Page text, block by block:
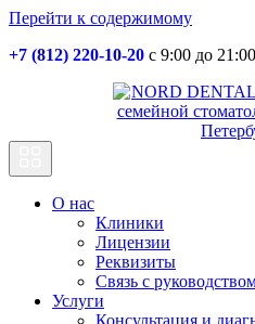
Перейти к содержимому
+7 (812) 220-10-20 с 9:00 до
Основная
навигация
О нас
Клиники
Лицензии
Реквизиты
Связь с
Услуги
Консультация и